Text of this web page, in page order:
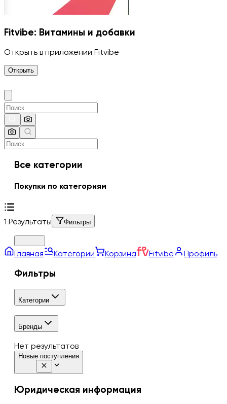
Fitvibe: Витамины и добавки
Открыть в приложении Fitvibe
Открыть
Все категории
Покупки по категориям
1 Результаты Фильтры
Главная Категории Корзина Fitvibe Профиль
Фильтры
Категории
Бренды
Нет результатов
Новые поступления
Юридическая информация